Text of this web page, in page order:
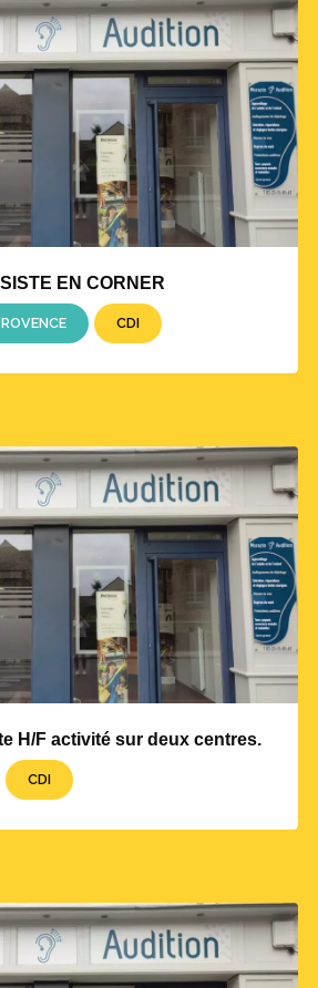
EN CORNER
CDI
H/F activité sur deux centres.
CDI